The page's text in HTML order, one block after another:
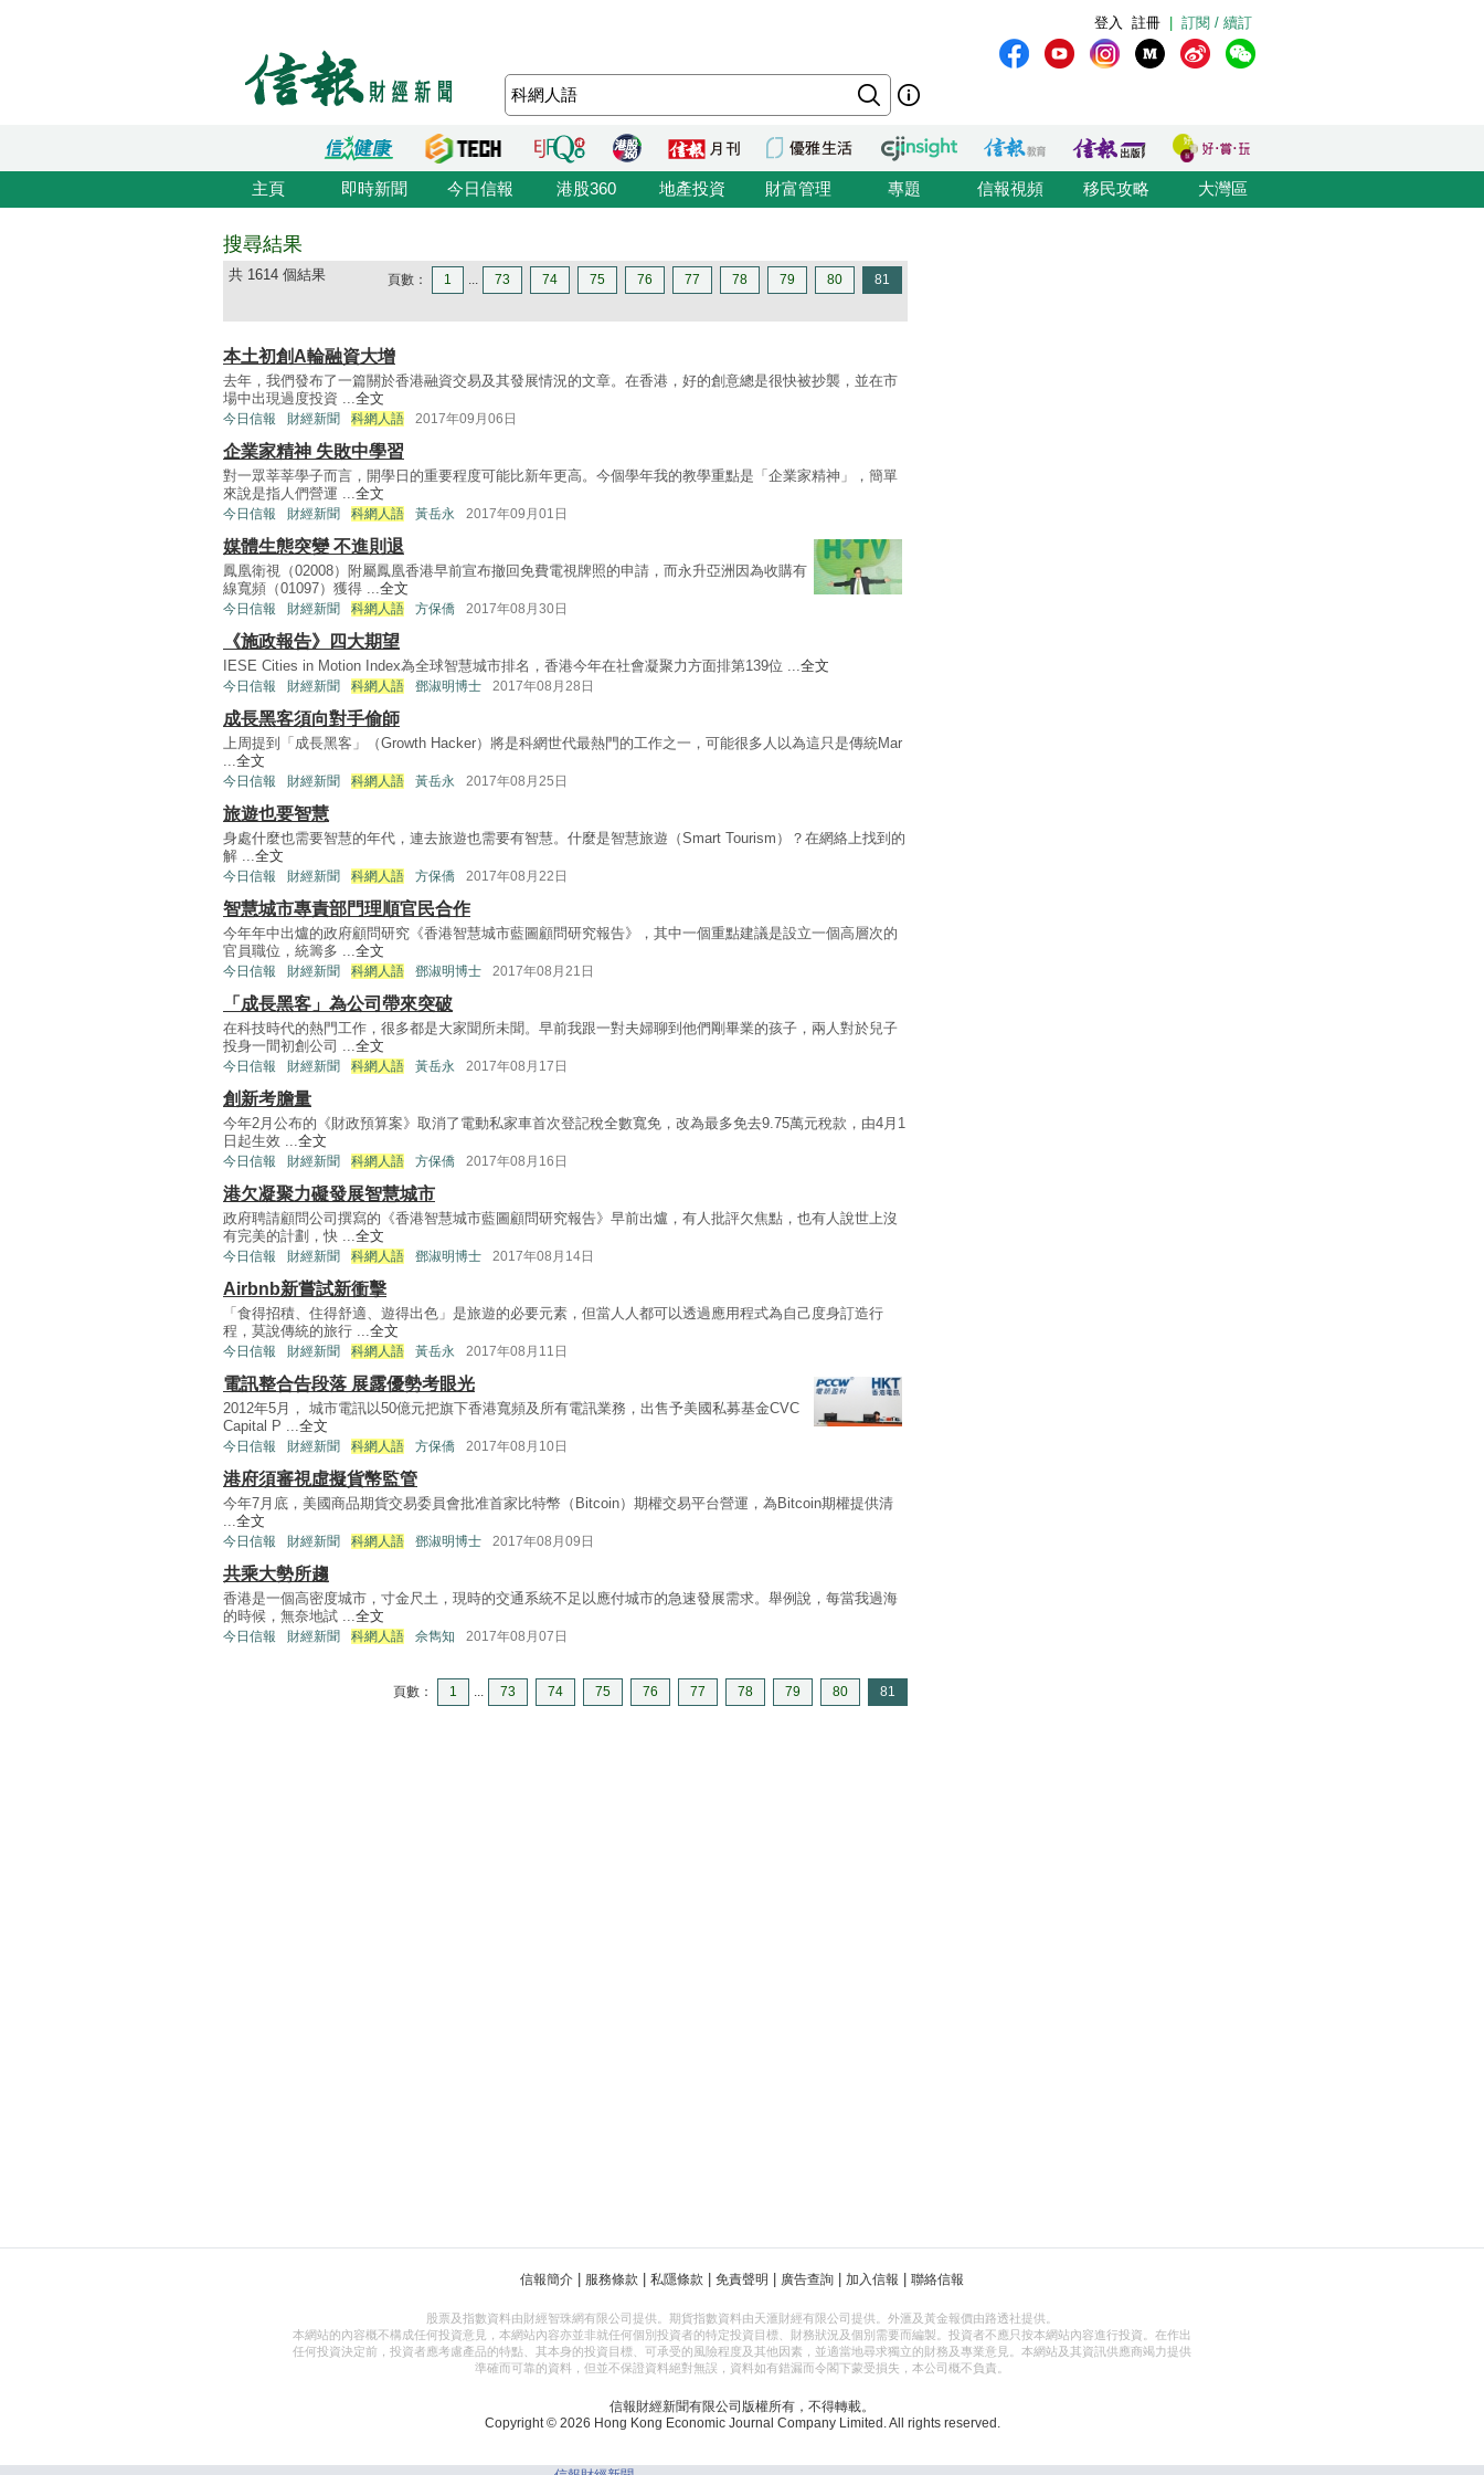
訂閱 / 續訂
註冊
登入
主頁 即時新聞 今日信報 港股360 地產投資 財富管理 專題 信報視頻 移民攻略 大灣區
搜尋結果
共 1614 個結果 頁數： 1 ... 73 74 75 76 77 78 79 80 81
本土初創A輪融資大增
去年，我們發布了一篇關於香港融資交易及其發展情況的文章。在香港，好的創意總是很快被抄襲，並在市
場中出現過度投資 ...全文
今日信報 財經新聞 科網人語 2017年09月06日
企業家精神 失敗中學習
對一眾莘莘學子而言，開學日的重要程度可能比新年更高。今個學年我的教學重點是「企業家精神」，簡單
來說是指人們營運 ...全文
今日信報 財經新聞 科網人語 黃岳永 2017年09月01日
媒體生態突變 不進則退
鳳凰衛視（02008）附屬鳳凰香港早前宣布撤回免費電視牌照的申請，而永升亞洲因為收購有
線寬頻（01097）獲得 ...全文
今日信報 財經新聞 科網人語 方保僑 2017年08月30日
《施政報告》四大期望
IESE Cities in Motion Index為全球智慧城市排名，香港今年在社會凝聚力方面排第139位 ...全文
今日信報 財經新聞 科網人語 鄧淑明博士 2017年08月28日
成長黑客須向對手偷師
上周提到「成長黑客」（Growth Hacker）將是科網世代最熱門的工作之一，可能很多人以為這只是傳統Mar
...全文
今日信報 財經新聞 科網人語 黃岳永 2017年08月25日
旅遊也要智慧
身處什麼也需要智慧的年代，連去旅遊也需要有智慧。什麼是智慧旅遊（Smart Tourism）？在網絡上找到的
解 ...全文
今日信報 財經新聞 科網人語 方保僑 2017年08月22日
智慧城市專責部門理順官民合作
今年年中出爐的政府顧問研究《香港智慧城市藍圖顧問研究報告》，其中一個重點建議是設立一個高層次的
官員職位，統籌多 ...全文
今日信報 財經新聞 科網人語 鄧淑明博士 2017年08月21日
「成長黑客」為公司帶來突破
在科技時代的熱門工作，很多都是大家聞所未聞。早前我跟一對夫婦聊到他們剛畢業的孩子，兩人對於兒子
投身一間初創公司 ...全文
今日信報 財經新聞 科網人語 黃岳永 2017年08月17日
創新考膽量
今年2月公布的《財政預算案》取消了電動私家車首次登記稅全數寬免，改為最多免去9.75萬元稅款，由4月1
日起生效 ...全文
今日信報 財經新聞 科網人語 方保僑 2017年08月16日
港欠凝聚力礙發展智慧城市
政府聘請顧問公司撰寫的《香港智慧城市藍圖顧問研究報告》早前出爐，有人批評欠焦點，也有人說世上沒
有完美的計劃，快 ...全文
今日信報 財經新聞 科網人語 鄧淑明博士 2017年08月14日
Airbnb新嘗試新衝擊
「食得招積、住得舒適、遊得出色」是旅遊的必要元素，但當人人都可以透過應用程式為自己度身訂造行
程，莫說傳統的旅行 ...全文
今日信報 財經新聞 科網人語 黃岳永 2017年08月11日
電訊整合告段落 展露優勢考眼光
2012年5月， 城市電訊以50億元把旗下香港寬頻及所有電訊業務，出售予美國私募基金CVC
Capital P ...全文
今日信報 財經新聞 科網人語 方保僑 2017年08月10日
港府須審視虛擬貨幣監管
今年7月底，美國商品期貨交易委員會批准首家比特幣（Bitcoin）期權交易平台營運，為Bitcoin期權提供清
...全文
今日信報 財經新聞 科網人語 鄧淑明博士 2017年08月09日
共乘大勢所趨
香港是一個高密度城市，寸金尺土，現時的交通系統不足以應付城市的急速發展需求。舉例說，每當我過海
的時候，無奈地試 ...全文
今日信報 財經新聞 科網人語 佘雋知 2017年08月07日
頁數： 1 ... 73 74 75 76 77 78 79 80 81
信報簡介 服務條款 私隱條款 免責聲明 廣告查詢 加入信報 聯絡信報
股票及指數資料由財經智珠網有限公司提供。期貨指數資料由天滙財經有限公司提供。外滙及黃金報價由路透社提供。
本網站的內容概不構成任何投資意見，本網站內容亦並非就任何個別投資者的特定投資目標、財務狀況及個別需要而編製。投資者不應只按本網站內容進行投資。在作出
任何投資決定前，投資者應考慮產品的特點、其本身的投資目標、可承受的風險程度及其他因素，並適當地尋求獨立的財務及專業意見。本網站及其資訊供應商竭力提供
準確而可靠的資料，但並不保證資料絕對無誤，資料如有錯漏而令閣下蒙受損失，本公司概不負責。
信報財經新聞有限公司版權所有，不得轉載。
Copyright © 2026 Hong Kong Economic Journal Company Limited. All rights reserved.